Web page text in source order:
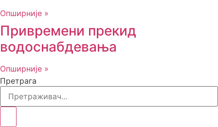
Опширније »
Привремени прекид
водоснабдевања
Опширније »
Претрага